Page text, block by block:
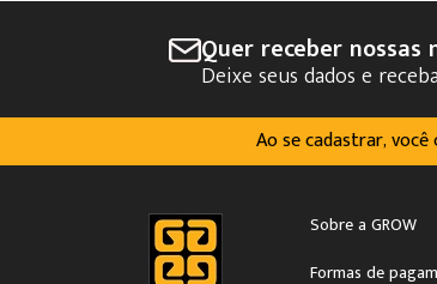
Quer receber nossas
Deixe seus dados e
Ao se cadastrar, você
Sobre a GROW
Formas de